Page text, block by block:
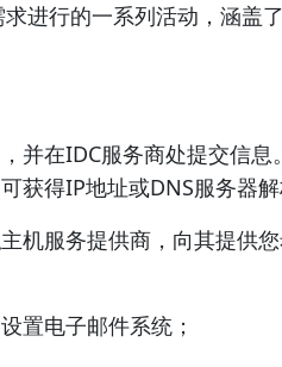
进行的一系列活动，涵盖
并在IDC服务商处提交信息
获得IP地址或DNS服务器解
机服务提供商，向其提供
置电子邮件系统；